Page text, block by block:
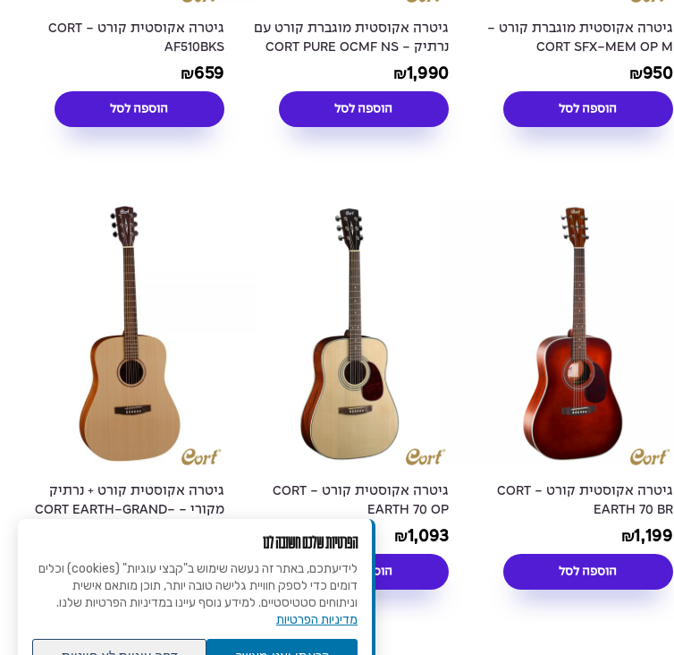
גיטרה אקוסטית מוגברת קורט -
CORT SFX-MEM OP M
₪950
הוספה לסל
גיטרה אקוסטית מוגברת קורט עם
נרתיק - CORT PURE OCMF NS
₪1,990
הוספה לסל
גיטרה אקוסטית קורט - CORT
AF510BKS
₪659
הוספה לסל
גיטרה אקוסטית קורט - CORT
EARTH 70 BR
₪1,199
הוספה לסל
גיטרה אקוסטית קורט - CORT
EARTH 70 OP
₪1,093
הוספה לסל
גיטרה אקוסטית קורט + נרתיק
מקורי - CORT EARTH-GRAND-
הוספה לסל
הפרטיות שלכם חשובה לנו
לידיעתכם, באתר זה נעשה שימוש ב"קבצי עוגיות" (cookies) וכלים
דומים כדי לספק חוויית גלישה טובה יותר, תוכן מותאם אישית
וניתוחים סטטיסטיים. למידע נוסף עיינו במדיניות הפרטיות שלנו.
מדיניות הפרטיות